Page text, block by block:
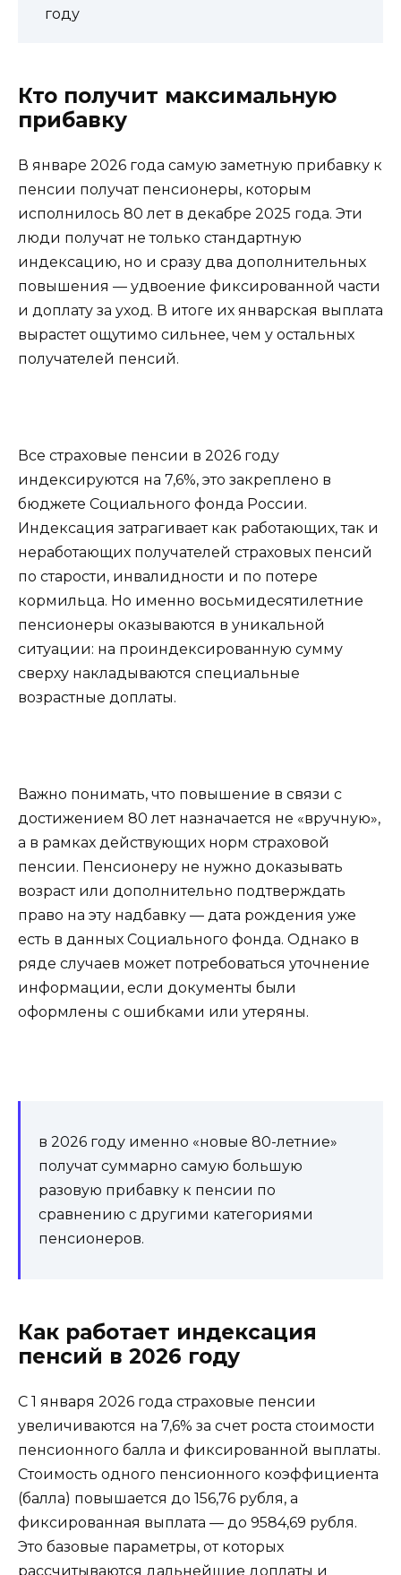
году
Кто получит максимальную
прибавку
В январе 2026 года самую заметную прибавку к
пенсии получат пенсионеры, которым
исполнилось 80 лет в декабре 2025 года. Эти
люди получат не только стандартную
индексацию, но и сразу два дополнительных
повышения — удвоение фиксированной части
и доплату за уход. В итоге их январская выплата
вырастет ощутимо сильнее, чем у остальных
получателей пенсий.
Все страховые пенсии в 2026 году
индексируются на 7,6%, это закреплено в
бюджете Социального фонда России.
Индексация затрагивает как работающих, так и
неработающих получателей страховых пенсий
по старости, инвалидности и по потере
кормильца. Но именно восьмидесятилетние
пенсионеры оказываются в уникальной
ситуации: на проиндексированную сумму
сверху накладываются специальные
возрастные доплаты.
Важно понимать, что повышение в связи с
достижением 80 лет назначается не «вручную»,
а в рамках действующих норм страховой
пенсии. Пенсионеру не нужно доказывать
возраст или дополнительно подтверждать
право на эту надбавку — дата рождения уже
есть в данных Социального фонда. Однако в
ряде случаев может потребоваться уточнение
информации, если документы были
оформлены с ошибками или утеряны.
в 2026 году именно «новые 80-летние»
получат суммарно самую большую
разовую прибавку к пенсии по
сравнению с другими категориями
пенсионеров.
Как работает индексация
пенсий в 2026 году
С 1 января 2026 года страховые пенсии
увеличиваются на 7,6% за счет роста стоимости
пенсионного балла и фиксированной выплаты.
Стоимость одного пенсионного коэффициента
(балла) повышается до 156,76 рубля, а
фиксированная выплата — до 9584,69 рубля.
Это базовые параметры, от которых
рассчитываются дальнейшие доплаты и